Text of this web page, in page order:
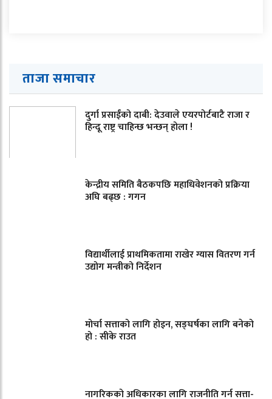
ताजा समाचार
दुर्गा प्रसाईंको दाबी: देउवाले एयरपोर्टबाटै राजा र
हिन्दू राष्ट्र चाहिन्छ भन्छन् होला !
केन्द्रीय समिति बैठकपछि महाधिवेशनको प्रक्रिया
अघि बढ्छ : गगन
विद्यार्थीलाई प्राथमिकतामा राखेर ग्यास वितरण गर्न
उद्योग मन्त्रीको निर्देशन
मोर्चा सत्ताको लागि होइन, सङ्घर्षका लागि बनेको
हो : सीके राउत
नागरिकको अधिकारका लागि राजनीति गर्न सत्ता-